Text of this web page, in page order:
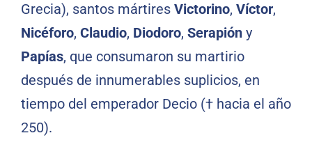
Grecia), santos mártires Victorino, Víctor,
Nicéforo, Claudio, Diodoro, Serapión y
Papías, que consumaron su martirio
después de innumerables suplicios, en
tiempo del emperador Decio († hacia el año
250).